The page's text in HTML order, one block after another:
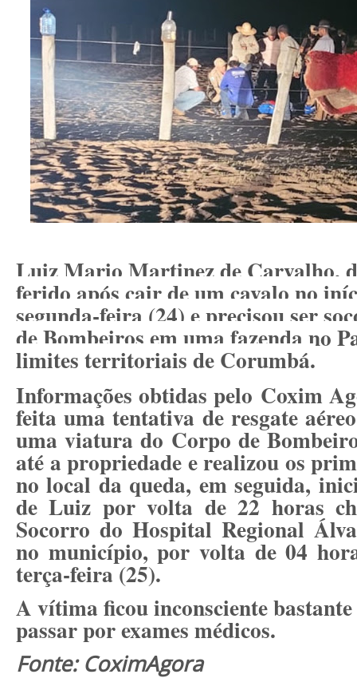
Luiz Mario Martinez de Carvalho,
ferido após cair de um cavalo no
segunda-feira (24) e precisou ser
de Bombeiros em uma fazenda no
limites territoriais de Corumbá.
Informações obtidas pelo Coxim
feita uma tentativa de resgate
uma viatura do Corpo de
até a propriedade e realizou os
no local da queda, em seguida,
de Luiz por volta de 22 horas
Socorro do Hospital Regional
no município, por volta de 04
terça-feira (25).
A vítima ficou inconsciente
passar por exames médicos.
Fonte: CoximAgora